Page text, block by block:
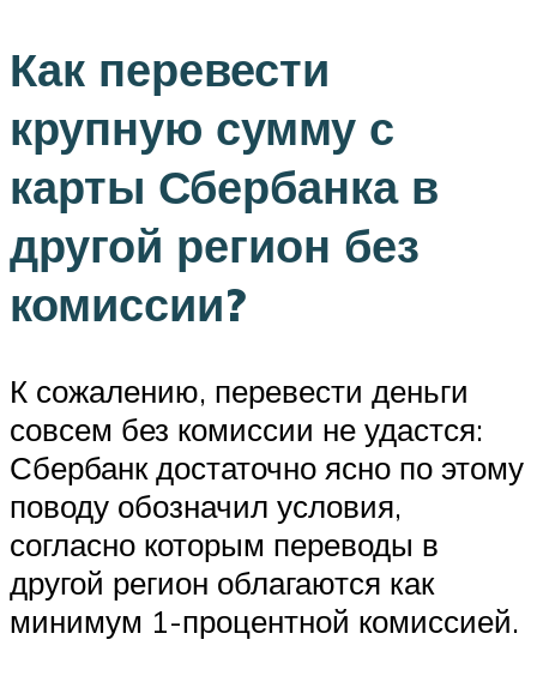
Как перевести
крупную сумму с
карты Сбербанка в
другой регион без
комиссии?
К сожалению, перевести деньги
совсем без комиссии не удастся:
Сбербанк достаточно ясно по этому
поводу обозначил условия,
согласно которым переводы в
другой регион облагаются как
минимум 1-процентной комиссией.